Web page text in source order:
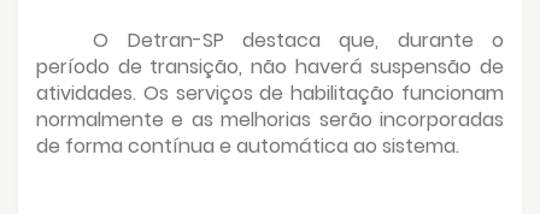
O Detran-SP destaca que, durante o
período de transição, não haverá suspensão de
atividades. Os serviços de habilitação funcionam
normalmente e as melhorias serão incorporadas
de forma contínua e automática ao sistema.